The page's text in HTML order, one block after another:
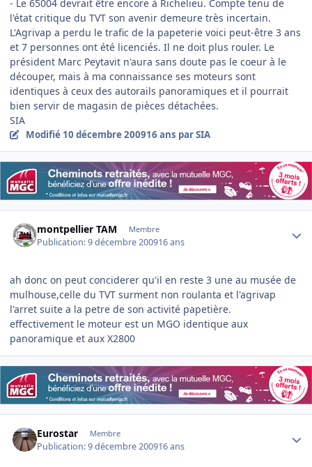
- Le 65004 devrait être encore à Richelieu. Compte tenu de
l'état critique du TVT son avenir demeure très incertain.
L'Agrivap a perdu le trafic de la papeterie voici peut-être 3 ans
et 7 personnes ont été licenciés. Il ne doit plus rouler. Le
président Marc Peytavit n'aura sans doute pas le coeur à le
découper, mais à ma connaissance ses moteurs sont
identiques à ceux des autorails panoramiques et il pourrait
bien servir de magasin de pièces détachées.
SIA
Modifié 10 décembre 200916 ans par SIA
montpellier TAM Membre
Publication:9 décembre 200916 ans
ah donc on peut conciderer qu'il en reste 3 une au musée de
mulhouse,celle du TVT surment non roulanta et l'agrivap
l'arret suite a la petre de son activité papetière.
effectivement le moteur est un MGO identique aux
panoramique et aux X2800
Eurostar Membre
Publication:9 décembre 200916 ans